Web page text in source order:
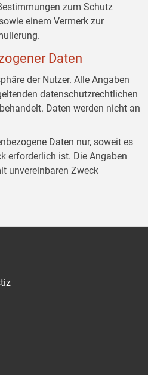
zum Schutz
einem Vermerk zur
Daten
der Nutzer. Alle Angaben
datenschutzrechtlichen
Daten werden nicht an
Daten nur, soweit es
erforderlich ist. Die Angaben
unvereinbaren Zweck